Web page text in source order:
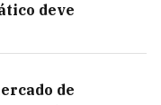
deve
de